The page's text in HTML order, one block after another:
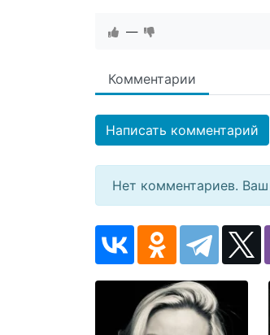
—
Комментарии
Написать комментарий
Нет комментариев.